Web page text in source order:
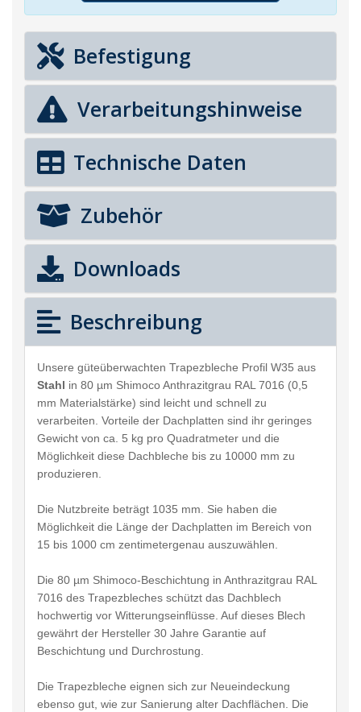
Befestigung
Verarbeitungshinweise
Technische Daten
Zubehör
Downloads
Beschreibung
Unsere güteüberwachten Trapezbleche Profil W35 aus
Stahl in 80 µm Shimoco Anthrazitgrau RAL 7016 (0,5
mm Materialstärke) sind leicht und schnell zu
verarbeiten. Vorteile der Dachplatten sind ihr geringes
Gewicht von ca. 5 kg pro Quadratmeter und die
Möglichkeit diese Dachbleche bis zu 10000 mm zu
produzieren.
Die Nutzbreite beträgt 1035 mm. Sie haben die
Möglichkeit die Länge der Dachplatten im Bereich von
15 bis 1000 cm zentimetergenau auszuwählen.
Die 80 µm Shimoco-Beschichtung in Anthrazitgrau RAL
7016 des Trapezbleches schützt das Dachblech
hochwertig vor Witterungseinflüsse. Auf dieses Blech
gewährt der Hersteller 30 Jahre Garantie auf
Beschichtung und Durchrostung.
Die Trapezbleche eignen sich zur Neueindeckung
ebenso gut, wie zur Sanierung alter Dachflächen. Die